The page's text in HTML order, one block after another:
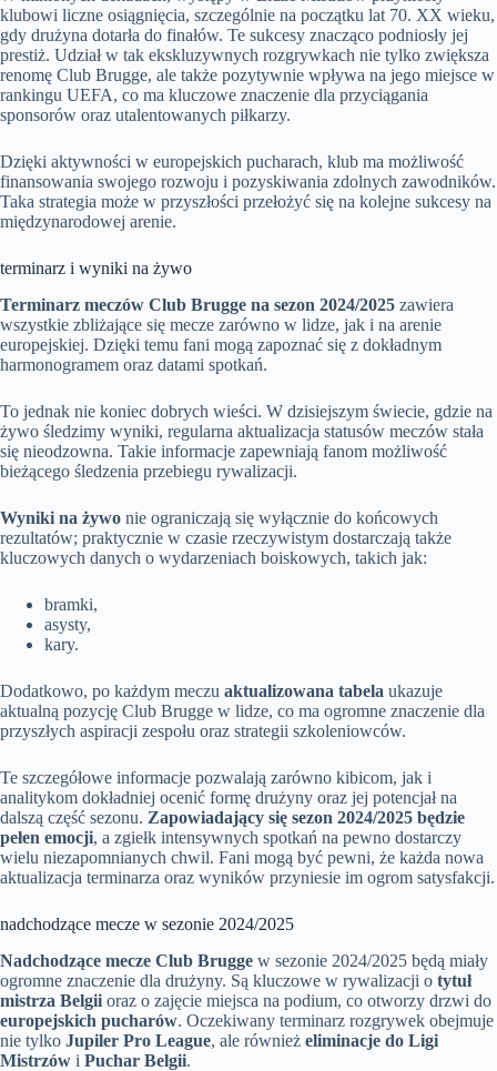
klubowi liczne osiągnięcia, szczególnie na początku lat 70. XX wieku,
gdy drużyna dotarła do finałów. Te sukcesy znacząco podniosły jej
prestiż. Udział w tak ekskluzywnych rozgrywkach nie tylko zwiększa
renomę Club Brugge, ale także pozytywnie wpływa na jego miejsce w
rankingu UEFA, co ma kluczowe znaczenie dla przyciągania
sponsorów oraz utalentowanych piłkarzy.
Dzięki aktywności w europejskich pucharach, klub ma możliwość
finansowania swojego rozwoju i pozyskiwania zdolnych zawodników.
Taka strategia może w przyszłości przełożyć się na kolejne sukcesy na
międzynarodowej arenie.
terminarz i wyniki na żywo
Terminarz meczów Club Brugge na sezon 2024/2025 zawiera
wszystkie zbliżające się mecze zarówno w lidze, jak i na arenie
europejskiej. Dzięki temu fani mogą zapoznać się z dokładnym
harmonogramem oraz datami spotkań.
To jednak nie koniec dobrych wieści. W dzisiejszym świecie, gdzie na
żywo śledzimy wyniki, regularna aktualizacja statusów meczów stała
się nieodzowna. Takie informacje zapewniają fanom możliwość
bieżącego śledzenia przebiegu rywalizacji.
Wyniki na żywo nie ograniczają się wyłącznie do końcowych
rezultatów; praktycznie w czasie rzeczywistym dostarczają także
kluczowych danych o wydarzeniach boiskowych, takich jak:
bramki,
asysty,
kary.
Dodatkowo, po każdym meczu aktualizowana tabela ukazuje
aktualną pozycję Club Brugge w lidze, co ma ogromne znaczenie dla
przyszłych aspiracji zespołu oraz strategii szkoleniowców.
Te szczegółowe informacje pozwalają zarówno kibicom, jak i
analitykom dokładniej ocenić formę drużyny oraz jej potencjał na
dalszą część sezonu. Zapowiadający się sezon 2024/2025 będzie
pełen emocji, a zgiełk intensywnych spotkań na pewno dostarczy
wielu niezapomnianych chwil. Fani mogą być pewni, że każda nowa
aktualizacja terminarza oraz wyników przyniesie im ogrom satysfakcji.
nadchodzące mecze w sezonie 2024/2025
Nadchodzące mecze Club Brugge w sezonie 2024/2025 będą miały
ogromne znaczenie dla drużyny. Są kluczowe w rywalizacji o tytuł
mistrza Belgii oraz o zajęcie miejsca na podium, co otworzy drzwi do
europejskich pucharów. Oczekiwany terminarz rozgrywek obejmuje
nie tylko Jupiler Pro League, ale również eliminacje do Ligi
Mistrzów i Puchar Belgii.